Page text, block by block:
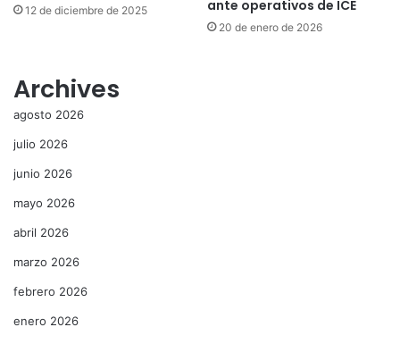
12 de diciembre de 2025 ante operativos de ICE
20 de enero de 2026
Archives
agosto 2026
julio 2026
junio 2026
mayo 2026
abril 2026
marzo 2026
febrero 2026
enero 2026